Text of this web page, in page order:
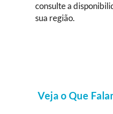
consulte a
sua região.
Veja o Que